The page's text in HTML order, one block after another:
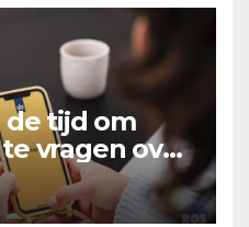
tijd om
vragen over